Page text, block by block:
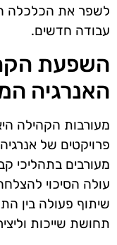
לשפר את הכלכלה
עבודה חדשים.
השפעת
האנרגיה
מעורבות הקהילה
פרויקטים של
מעורבים בתהליכי
עולה הסיכוי
שיתוף פעולה בין
תחושת שייכות